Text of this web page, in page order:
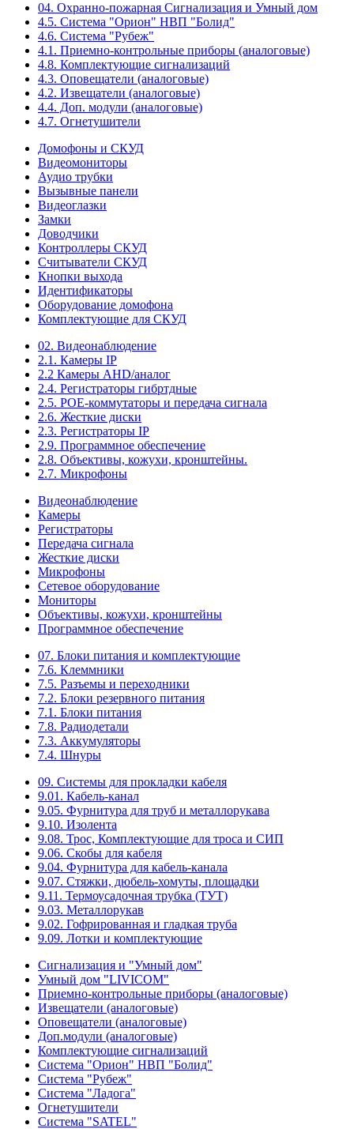
04. Охранно-пожарная Сигнализация и Умный дом
4.5. Система "Орион" НВП "Болид"
4.6. Система "Рубеж"
4.1. Приемно-контрольные приборы (аналоговые)
4.8. Комплектующие сигнализаций
4.3. Оповещатели (аналоговые)
4.2. Извещатели (аналоговые)
4.4. Доп. модули (аналоговые)
4.7. Огнетушители
Домофоны и СКУД
Видеомониторы
Аудио трубки
Вызывные панели
Видеоглазки
Замки
Доводчики
Контроллеры СКУД
Считыватели СКУД
Кнопки выхода
Идентификаторы
Оборудование домофона
Комплектующие для СКУД
02. Видеонаблюдение
2.1. Камеры IP
2.2 Камеры AHD/аналог
2.4. Регистраторы гибртдные
2.5. РОЕ-коммутаторы и передача сигнала
2.6. Жесткие диски
2.3. Регистраторы IP
2.9. Программное обеспечение
2.8. Объективы, кожухи, кронштейны.
2.7. Микрофоны
Видеонаблюдение
Камеры
Регистраторы
Передача сигнала
Жесткие диски
Микрофоны
Сетевое оборудование
Мониторы
Объективы, кожухи, кронштейны
Программное обеспечение
07. Блоки питания и комплектующие
7.6. Клеммники
7.5. Разъемы и переходники
7.2. Блоки резервного питания
7.1. Блоки питания
7.8. Радиодетали
7.3. Аккумуляторы
7.4. Шнуры
09. Системы для прокладки кабеля
9.01. Кабель-канал
9.05. Фурнитура для труб и металлорукава
9.10. Изолента
9.08. Трос, Комплектующие для троса и СИП
9.06. Скобы для кабеля
9.04. Фурнитура для кабель-канала
9.07. Стяжки, дюбель-хомуты, площадки
9.11. Термоусадочная трубка (ТУТ)
9.03. Металлорукав
9.02. Гофрированная и гладкая труба
9.09. Лотки и комплектующие
Сигнализация и "Умный дом"
Умный дом "LIVICOM"
Приемно-контрольные приборы (аналоговые)
Извещатели (аналоговые)
Оповещатели (аналоговые)
Доп.модули (аналоговые)
Комплектующие сигнализаций
Система "Орион" НВП "Болид"
Система "Рубеж"
Система "Ладога"
Огнетушители
Система "SATEL"